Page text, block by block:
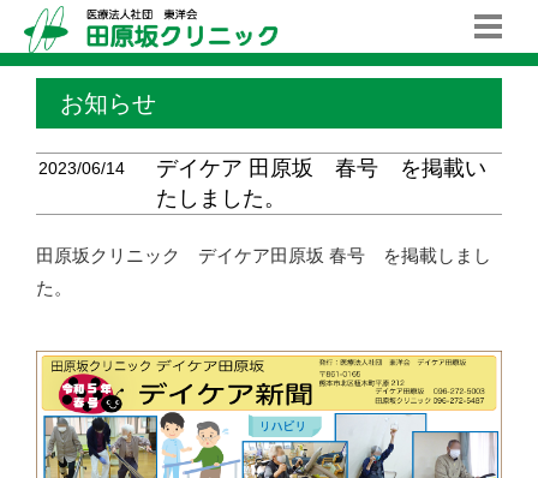
お知らせ
2023/06/14
デイケア 田原坂 春号 を掲載い
たしました。
田原坂クリニック デイケア田原坂 春号 を掲載しまし
た。